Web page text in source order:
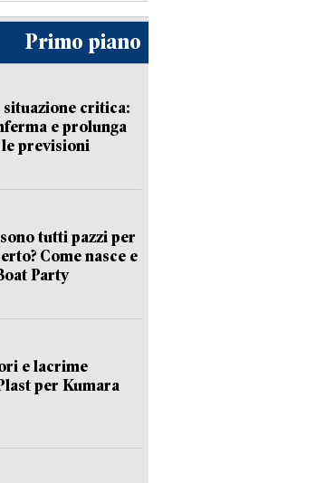
Primo piano
situazione critica:
e prolunga
le previsioni
tutti pazzi per
Come nasce e
Party
e lacrime
per Kumara